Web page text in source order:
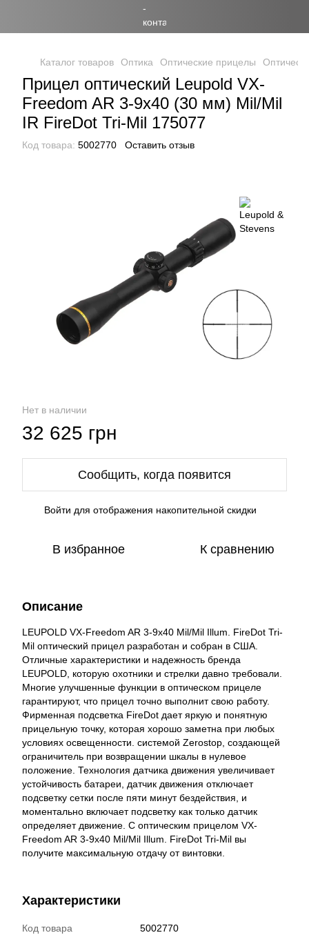
Каталог товаров Оптика Оптические прицелы
Прицел оптический Leupold VX-
Freedom AR 3-9x40 (30 мм) Mil/Mil
IR FireDot Tri-Mil 175077
Код товара: 5002770 Оставить отзыв
Нет в наличии
32 625 грн
Сообщить, когда появится
Войти для отображения накопительной скидки
В избранное К сравнению
Описание
LEUPOLD VX-Freedom AR 3-9x40 Mil/Mil Illum. FireDot Tri-
Mil оптический прицел разработан и собран в США.
Отличные характеристики и надежность бренда
LEUPOLD, которую охотники и стрелки давно требовали.
Многие улучшенные функции в оптическом прицеле
гарантируют, что прицел точно выполнит свою работу.
Фирменная подсветка FireDot дает яркую и понятную
прицельную точку, которая хорошо заметна при любых
условиях освещенности. системой Zerostop, создающей
ограничитель при возвращении шкалы в нулевое
положение. Технология датчика движения увеличивает
устойчивость батареи, датчик движения отключает
подсветку сетки после пяти минут бездействия, и
моментально включает подсветку как только датчик
определяет движение. С оптическим прицелом VX-
Freedom AR 3-9x40 Mil/Mil Illum. FireDot Tri-Mil вы
получите максимальную отдачу от винтовки.
Характеристики
Код товара
5002770